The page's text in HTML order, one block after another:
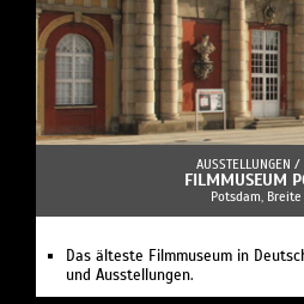
AUSSTELLUNGEN /
FILMMUSEUM
Potsdam, Breite
Das älteste Filmmuseum in
und Ausstellungen.